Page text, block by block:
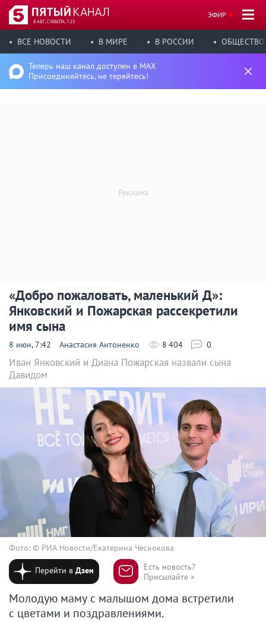
8 АВГ, СУББОТА, 7:23
ЭФИР
ВСЕ НОВОСТИ В МИРЕ В РОССИИ ОБЩЕСТВО
Теперь наш канал доступен в MAX
Присоединяйтесь, не теряйтесь!
«Добро пожаловать, маленький Д»:
Янковский и Пожарская рассекретили
имя сына
8 июн, 7:42 Анастасия Антоненко 8 404 0
Иван Янковский и Диана Пожарская назвали сына
Давидом
Фото: © РИА Новости/Екатерина Чеснокова
Перейти вДзен
Есть новость?
Присылайте »
Молодую маму с малышом дома встретили
с цветами и поздравлениями.